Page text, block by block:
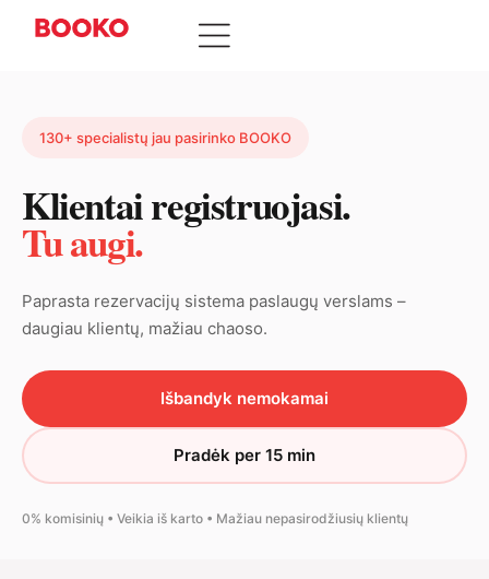
130+ specialistų jau pasirinko BOOKO
Klientai registruojasi.
Tu augi.
Paprasta rezervacijų sistema paslaugų verslams –
daugiau klientų, mažiau chaoso.
Išbandyk nemokamai
Pradėk per 15 min
0% komisinių • Veikia iš karto • Mažiau nepasirodžiusių klientų